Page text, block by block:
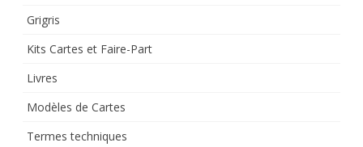
Grigris
Kits Cartes et Faire-Part
Livres
Modèles de Cartes
Termes techniques